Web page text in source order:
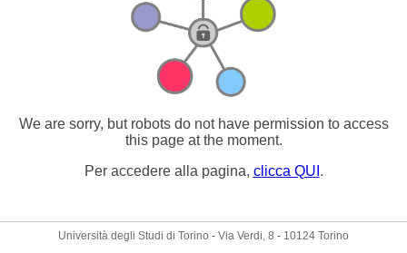
We are sorry, but robots do not have permission to access
this page at the moment.
Per accedere alla pagina, clicca QUI .
Università degli Studi di Torino - Via Verdi, 8 - 10124 Torino